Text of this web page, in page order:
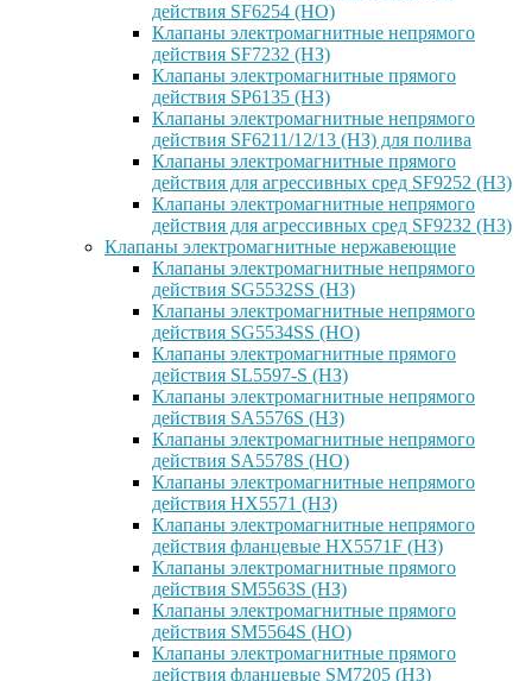
действия SF6254 (НО)
Клапаны электромагнитные непрямого
действия SF7232 (НЗ)
Клапаны электромагнитные прямого
действия SP6135 (НЗ)
Клапаны электромагнитные непрямого
действия SF6211/12/13 (НЗ) для полива
Клапаны электромагнитные прямого
действия для агрессивных сред SF9252 (H3)
Клапаны электромагнитные непрямого
действия для агрессивных сред SF9232 (H3)
Клапаны электромагнитные нержавеющие
Клапаны электромагнитные непрямого
действия SG5532SS (НЗ)
Клапаны электромагнитные непрямого
действия SG5534SS (НО)
Клапаны электромагнитные прямого
действия SL5597-S (НЗ)
Клапаны электромагнитные непрямого
действия SA5576S (НЗ)
Клапаны электромагнитные непрямого
действия SA5578S (НО)
Клапаны электромагнитные непрямого
действия HX5571 (НЗ)
Клапаны электромагнитные непрямого
действия фланцевые HX5571F (НЗ)
Клапаны электромагнитные прямого
действия SM5563S (НЗ)
Клапаны электромагнитные прямого
действия SM5564S (НО)
Клапаны электромагнитные прямого
действия фланцевые SM7205 (НЗ)